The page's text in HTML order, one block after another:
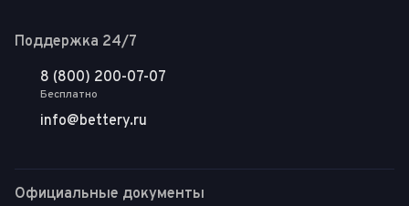
Поддержка 24/7
8 (800) 200-07-07
Бесплатно
info@bettery.ru
Официальные документы